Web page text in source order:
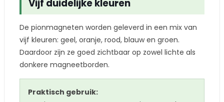
Vijf duidelijke kleuren
De pionmagneten worden geleverd in een mix van
vijf kleuren: geel, oranje, rood, blauw en groen.
Daardoor zijn ze goed zichtbaar op zowel lichte als
donkere magneetborden.
Praktisch gebruik: